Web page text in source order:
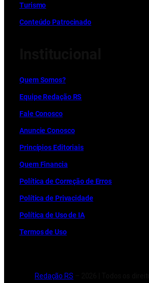
Turismo
Conteúdo Patrocinado
Quem Somos?
Equipe Redação RS
Fale Conosco
Anuncie Conosco
Princípios Editoriais
Quem Financia
Política de Correção de Erros
Política de Privacidade
Política de Uso de IA
Termos de Uso
Redação RS